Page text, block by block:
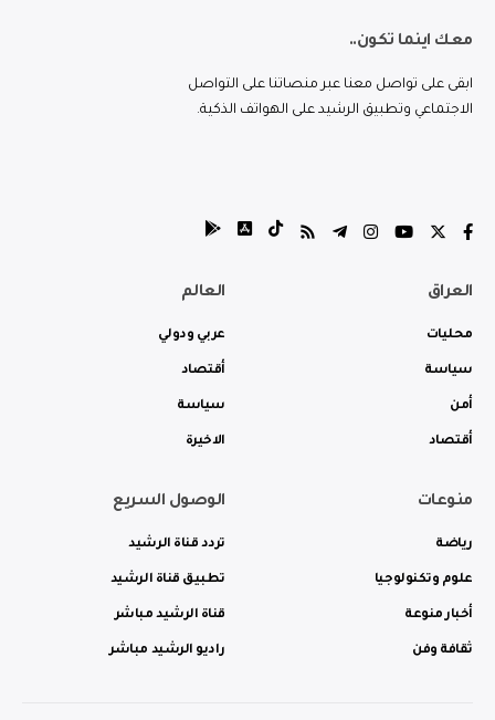
معك اينما تكون..
ابقى على تواصل معنا عبر منصاتنا على التواصل
الاجتماعي وتطبيق الرشيد على الهواتف الذكية.
العراق
محليات
سياسة
أمن
أقتصاد
العالم
عربي ودولي
أقتصاد
سياسة
الاخيرة
منوعات
رياضة
علوم وتكنولوجيا
أخبار منوعة
ثقافة وفن
الوصول السريع
تردد قناة الرشيد
تطبيق قناة الرشيد
قناة الرشيد مباشر
راديو الرشيد مباشر